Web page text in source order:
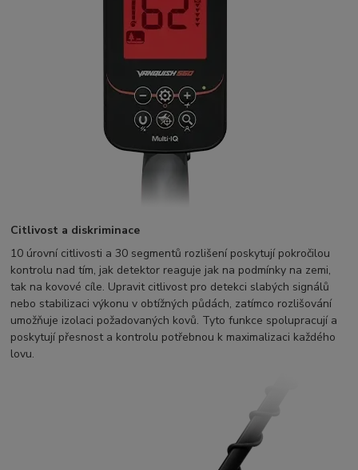
Citlivost a diskriminace
10 úrovní citlivosti a 30 segmentů rozlišení poskytují pokročilou
kontrolu nad tím, jak detektor reaguje jak na podmínky na zemi,
tak na kovové cíle. Upravit citlivost pro detekci slabých signálů
nebo stabilizaci výkonu v obtížných půdách, zatímco rozlišování
umožňuje izolaci požadovaných kovů. Tyto funkce spolupracují a
poskytují přesnost a kontrolu potřebnou k maximalizaci každého
lovu.